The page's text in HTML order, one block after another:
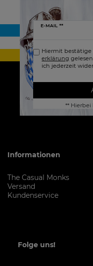
E-MAIL **
Newsletter
Honig
Hiermit bestätige
erklärung
ich jederzeit
**
Informationen
The Casual Monks
Versand
Kundenservice
Folge uns!